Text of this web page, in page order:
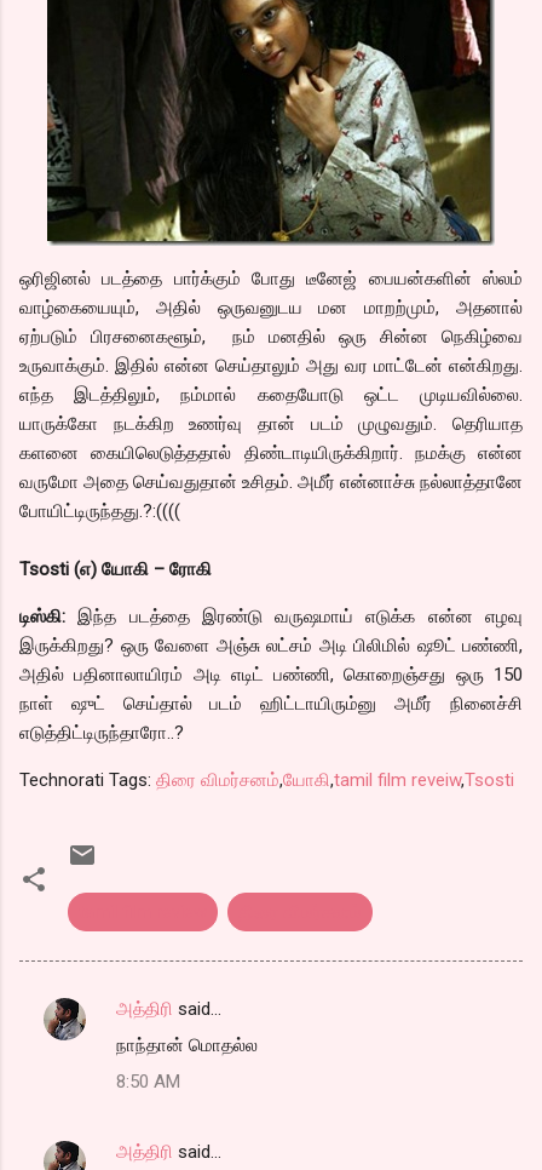
ஒரிஜினல் படத்தை பார்க்கும் போது டீனேஜ் பையன்களின் ஸ்லம்
வாழ்கையையும், அதில் ஒருவனுடய மன மாறற்மும், அதனால்
ஏற்படும் பிரசனைகளூம், நம் மனதில் ஒரு சின்ன நெகிழ்வை
உருவாக்கும். இதில் என்ன செய்தாலும் அது வர மாட்டேன் என்கிறது.
எந்த இடத்திலும், நம்மால் கதையோடு ஒட்ட முடியவில்லை.
யாருக்கோ நடக்கிற உணர்வு தான் படம் முழுவதும். தெரியாத
களனை கையிலெடுத்ததால் திண்டாடியிருக்கிறார். நமக்கு என்ன
வருமோ அதை செய்வதுதான் உசிதம். அமீர் என்னாச்சு நல்லாத்தானே
போயிட்டிருந்தது.?:((((
Tsosti (எ) யோகி – ரோகி
டிஸ்கி: இந்த படத்தை இரண்டு வருஷமாய் எடுக்க என்ன எழவு
இருக்கிறது? ஒரு வேளை அஞ்சு லட்சம் அடி பிலிமில் ஷூட் பண்ணி,
அதில் பதினாலாயிரம் அடி எடிட் பண்ணி, கொறைஞ்சது ஒரு 150
நாள் ஷுட் செய்தால் படம் ஹிட்டாயிரும்னு அமீர் நினைச்சி
எடுத்திட்டிருந்தாரோ..?
Technorati Tags: திரை விமர்சனம்,யோகி,tamil film reveiw,Tsosti
C
e
அத்திரி said…
நாந்தான் மொதல்ல
8:50 AM
அத்திரி said…